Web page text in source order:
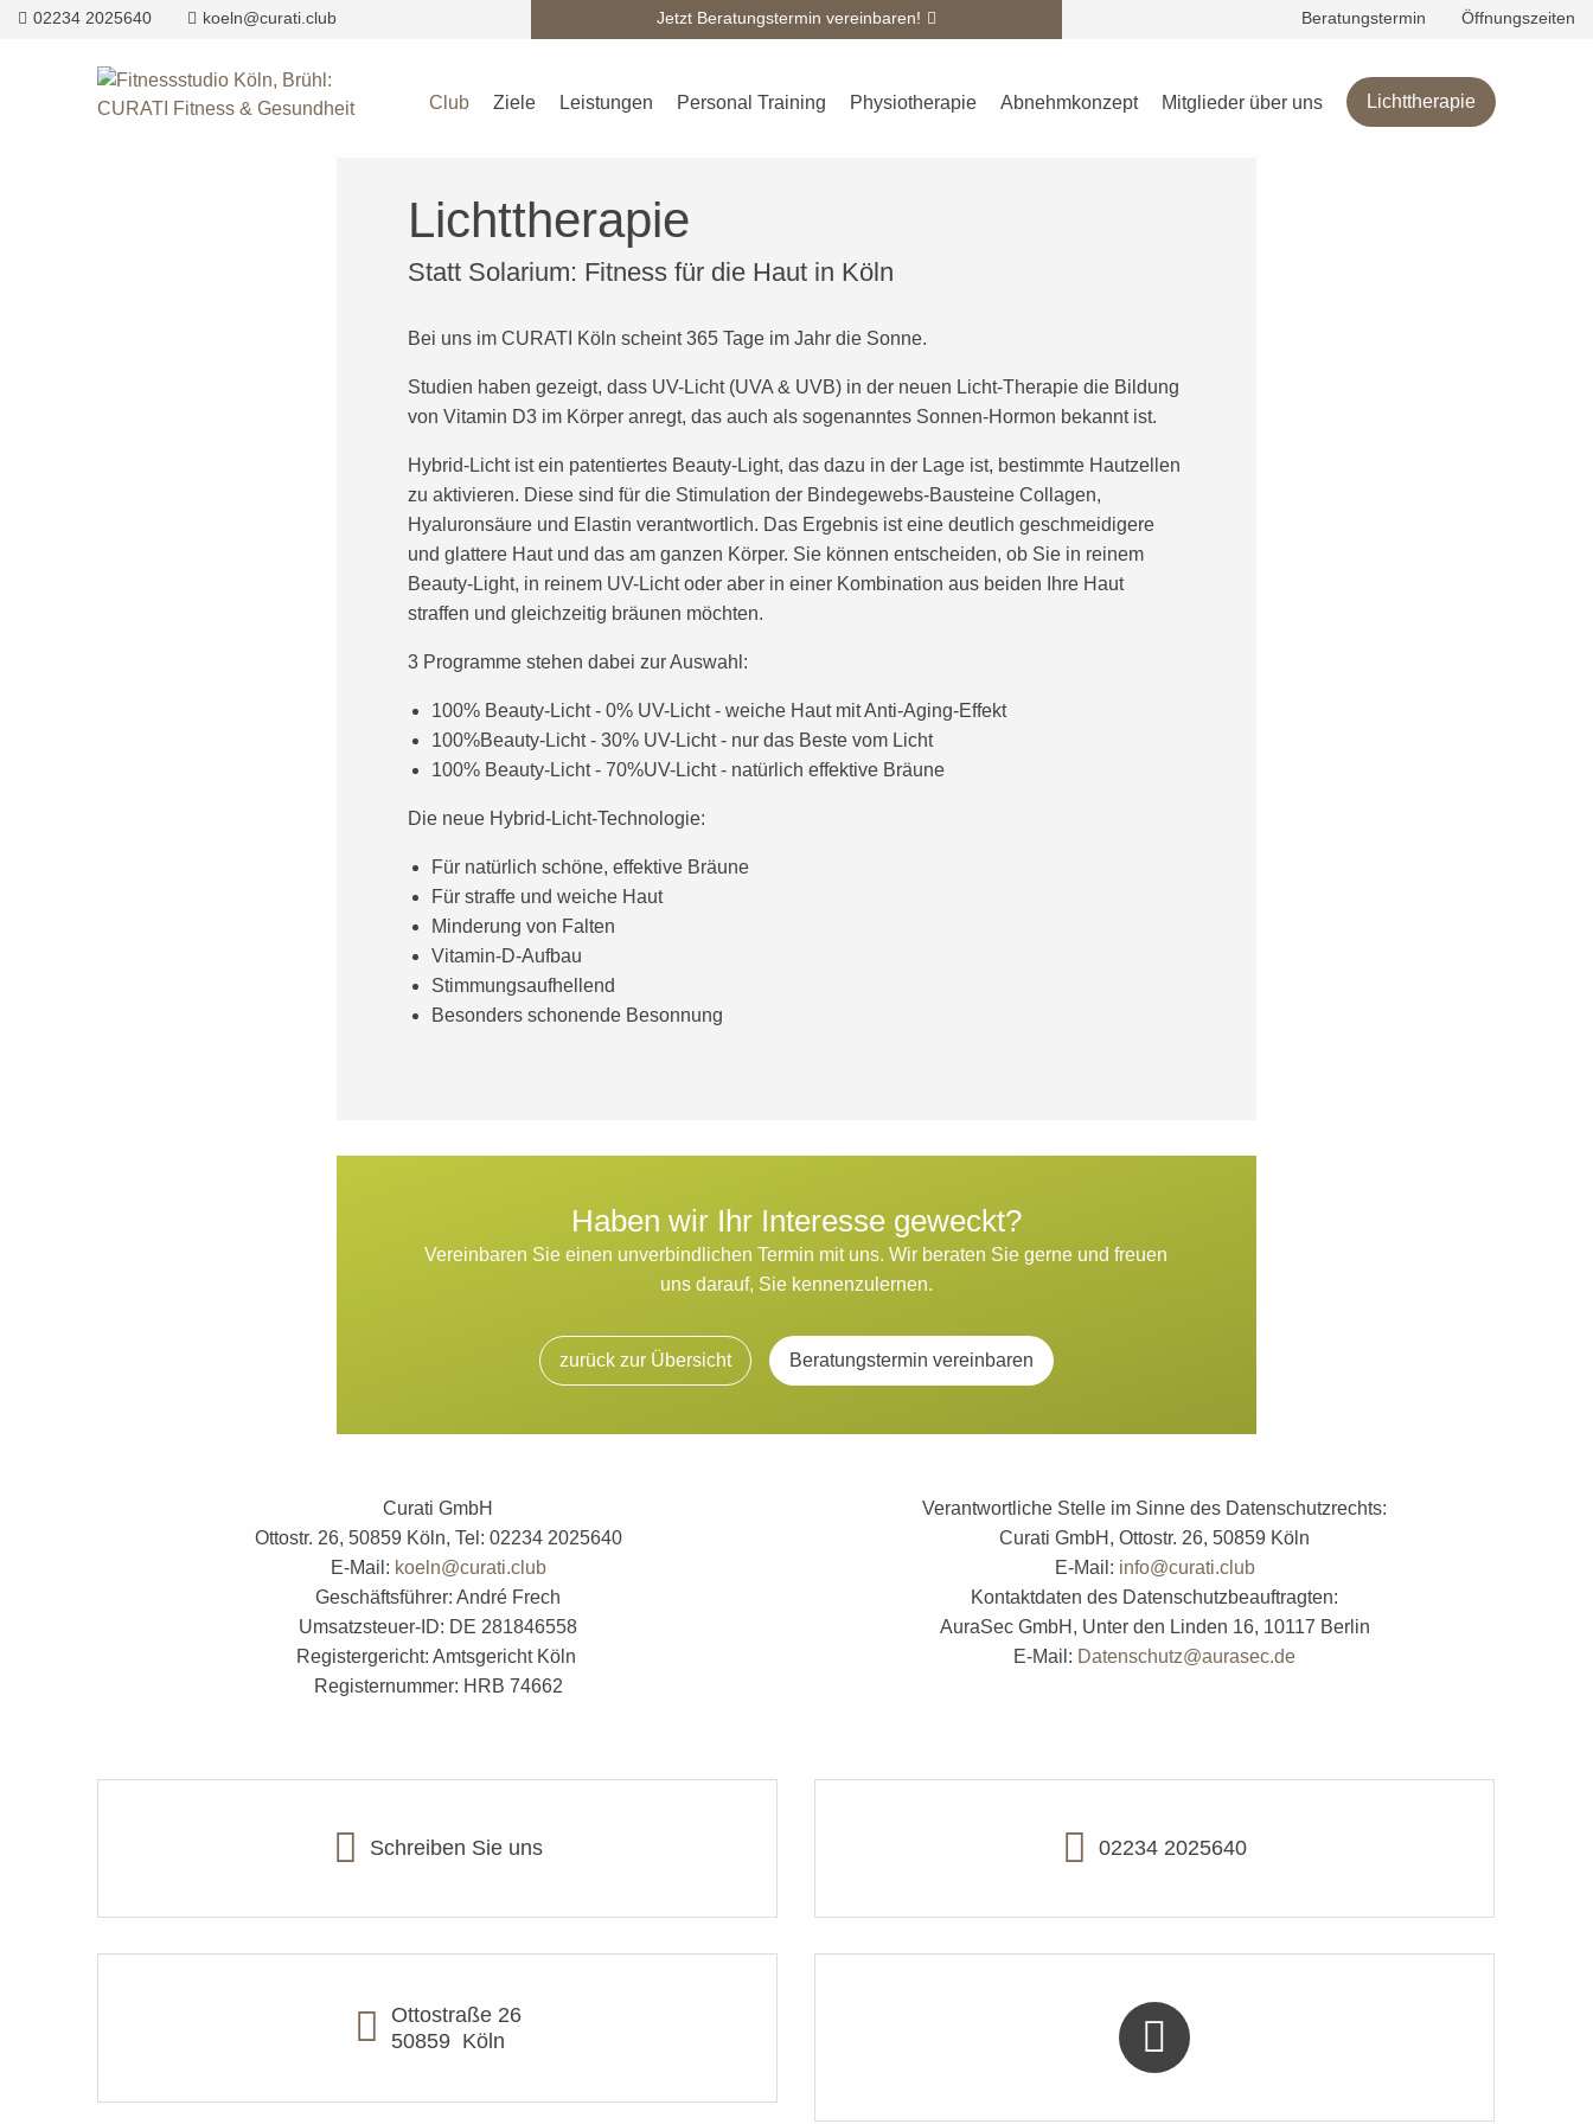
Jetzt Beratungstermin vereinbaren!
02234 2025640 koeln@curati.club Beratungstermin Öffnungszeiten
Club Ziele Leistungen Personal Training Physiotherapie Abnehmkonzept Mitglieder über uns Lichttherapie
Kursplan Team Galerie Kontakt
Lichttherapie
Statt Solarium: Fitness für die Haut in Köln
Bei uns im CURATI Köln scheint 365 Tage im Jahr die Sonne.
Studien haben gezeigt, dass UV-Licht (UVA & UVB) in der neuen Licht-Therapie die Bildung
von Vitamin D3 im Körper anregt, das auch als sogenanntes Sonnen-Hormon bekannt ist.
Hybrid-Licht ist ein patentiertes Beauty-Light, das dazu in der Lage ist, bestimmte Hautzellen
zu aktivieren. Diese sind für die Stimulation der Bindegewebs-Bausteine Collagen,
Hyaluronsäure und Elastin verantwortlich. Das Ergebnis ist eine deutlich geschmeidigere
und glattere Haut und das am ganzen Körper. Sie können entscheiden, ob Sie in reinem
Beauty-Light, in reinem UV-Licht oder aber in einer Kombination aus beiden Ihre Haut
straffen und gleichzeitig bräunen möchten.
3 Programme stehen dabei zur Auswahl:
100% Beauty-Licht - 0% UV-Licht - weiche Haut mit Anti-Aging-Effekt
100%Beauty-Licht - 30% UV-Licht - nur das Beste vom Licht
100% Beauty-Licht - 70%UV-Licht - natürlich effektive Bräune
Die neue Hybrid-Licht-Technologie:
Für natürlich schöne, effektive Bräune
Für straffe und weiche Haut
Minderung von Falten
Vitamin-D-Aufbau
Stimmungsaufhellend
Besonders schonende Besonnung
Haben wir Ihr Interesse geweckt?
Vereinbaren Sie einen unverbindlichen Termin mit uns. Wir beraten Sie gerne und freuen
uns darauf, Sie kennenzulernen.
zurück zur Übersicht Beratungstermin vereinbaren
Curati GmbH
Ottostr. 26, 50859 Köln, Tel: 02234 2025640
E-Mail: koeln@curati.club
Geschäftsführer: André Frech
Umsatzsteuer-ID: DE 281846558
Registergericht: Amtsgericht Köln
Registernummer: HRB 74662
Verantwortliche Stelle im Sinne des Datenschutzrechts:
Curati GmbH, Ottostr. 26, 50859 Köln
E-Mail: info@curati.club
Kontaktdaten des Datenschutzbeauftragten:
AuraSec GmbH, Unter den Linden 16, 10117 Berlin
E-Mail: Datenschutz@aurasec.de
Schreiben Sie uns 02234 2025640
Ottostraße 26
50859 Köln